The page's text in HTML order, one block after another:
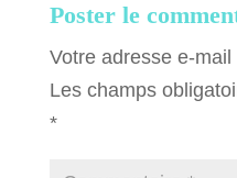
Poster le
Votre adresse e-
Les champs
*